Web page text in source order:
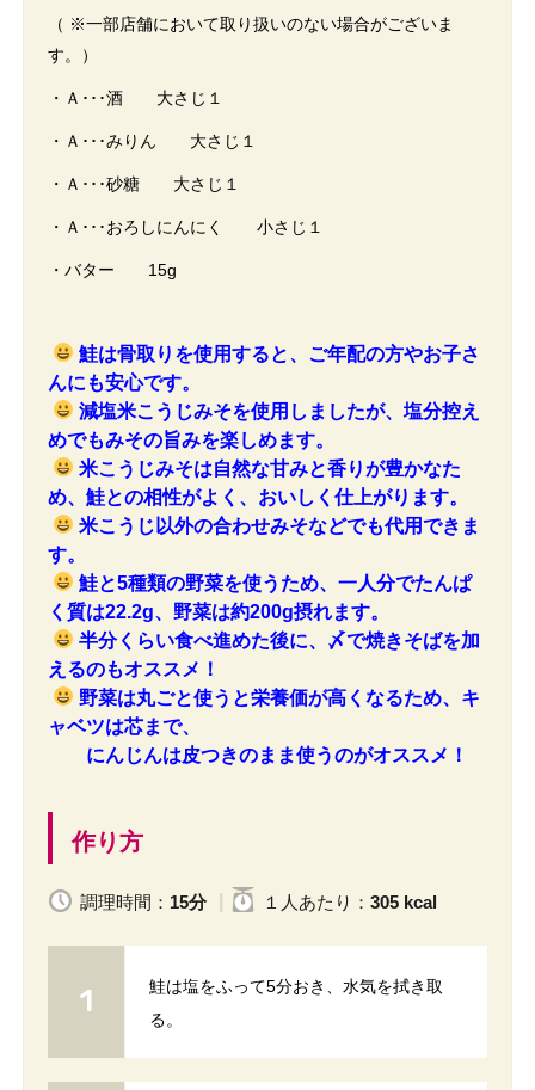
（ ※一部店舗において取り扱いのない場合がございま
す。）
・Ａ･･･酒 大さじ１
・Ａ･･･みりん 大さじ１
・Ａ･･･砂糖 大さじ１
・Ａ･･･おろしにんにく 小さじ１
・バター 15g
鮭は骨取りを使用すると、ご年配の方やお子さ
んにも安心です。
減塩米こうじみそを使用しましたが、塩分控え
めでもみその旨みを楽しめます。
米こうじみそは自然な甘みと香りが豊かなた
め、鮭との相性がよく、おいしく仕上がります。
米こうじ以外の合わせみそなどでも代用できま
す。
鮭と5種類の野菜を使うため、一人分でたんぱ
く質は22.2g、野菜は約200g摂れます。
半分くらい食べ進めた後に、〆で焼きそばを加
えるのもオススメ！
野菜は丸ごと使うと栄養価が高くなるため、キ
ャベツは芯まで、
にんじんは皮つきのまま使うのがオススメ！
作り方
調理時間： 15分 １人 あたり ： 305 kcal
鮭は塩をふって5分おき、水気を拭き取
る。